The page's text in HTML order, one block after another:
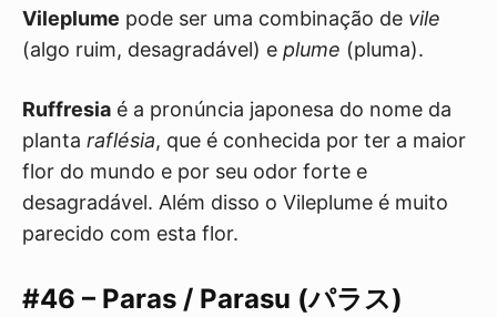
Vileplume pode ser uma combinação de vile
(algo ruim, desagradável) e plume (pluma).
Ruffresia é a pronúncia japonesa do nome da
planta raflésia, que é conhecida por ter a maior
flor do mundo e por seu odor forte e
desagradável. Além disso o Vileplume é muito
parecido com esta flor.
#46 – Paras / Parasu (パラス)